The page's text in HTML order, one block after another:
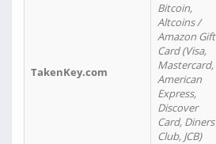
TakenKey.com
Bitcoin,
Altcoins /
Amazon Gift
Card (Visa,
Mastercard,
American
Express,
Discover
Card, Diners
Club, JCB)